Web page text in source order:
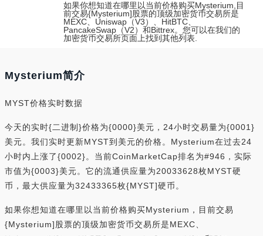
如果你想知道在哪里以当前价格购买Mysterium,目
前交易{Mysterium]股票的顶级加密货币交易所是
MEXC、Uniswap（V3）、HitBTC、
PancakeSwap（V2）和Bittrex。您可以在我们的
加密货币交易所页面上找到其他列表.
Mysterium简介
MYST价格实时数据
今天的实时{二进制}价格为{0000}美元，24小时交易量为{0001}
美元。我们实时更新MYST到美元的价格。Mysterium在过去24
小时内上涨了{0002}。当前CoinMarketCap排名为#946，实际
市值为{0003}美元。它的流通供应量为20033628枚MYST硬
币，最大供应量为32433365枚{MYST]硬币。
如果你想知道在哪里以当前价格购买Mysterium，目前交易
{Mysterium]股票的顶级加密货币交易所是MEXC、